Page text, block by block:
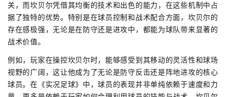
关，而坎贝尔凭借其均衡的技术和出色的能力，在这些机制中占
据了独特的优势。特别是在球员控制和战术配合方面，坎贝尔的
存在感极强，无论是在防守还是进攻中，都能为球队带来显著的
战术价值。
例如，玩家在操控坎贝尔时，能够感受到其移动的灵活性和球场
视野的广阔，这让他成为了无论是防守反击还是阵地进攻的核心
球员。在《实况足球》中，球员的表现并非单纯依赖于速度和力